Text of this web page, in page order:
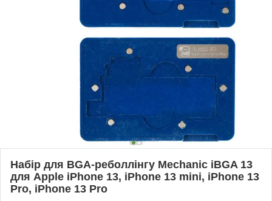
Набір для BGA-реболлінгу Mechanic iBGA 13
для Apple iPhone 13, iPhone 13 mini, iPhone 13
Pro, iPhone 13 Pro